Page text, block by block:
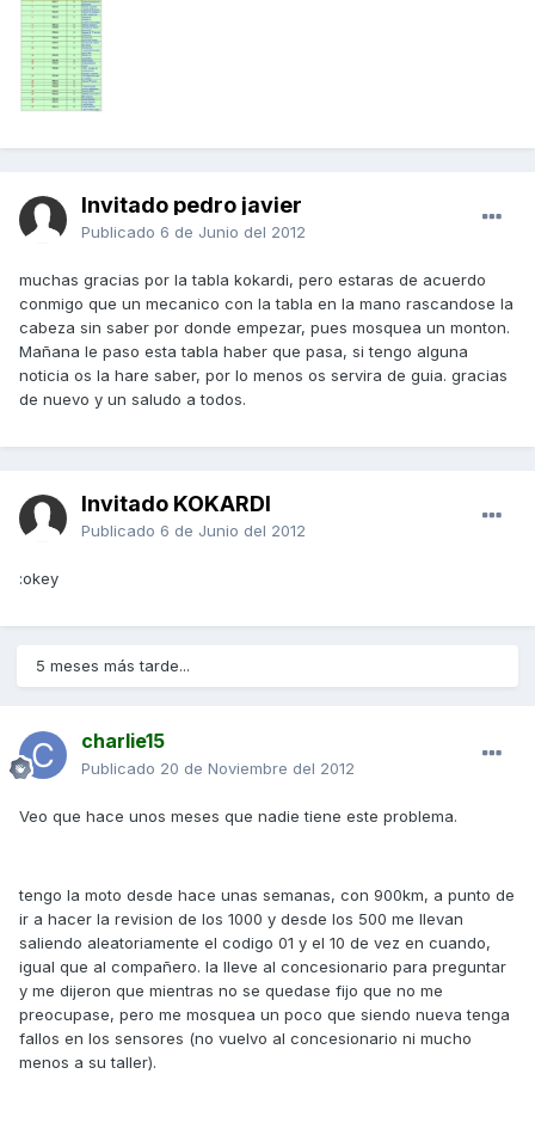
Invitado pedro javier
Publicado 6 de Junio del 2012
muchas gracias por la tabla kokardi, pero estaras de acuerdo
conmigo que un mecanico con la tabla en la mano rascandose la
cabeza sin saber por donde empezar, pues mosquea un monton.
Mañana le paso esta tabla haber que pasa, si tengo alguna
noticia os la hare saber, por lo menos os servira de guia. gracias
de nuevo y un saludo a todos.
Invitado KOKARDI
Publicado 6 de Junio del 2012
:okey
5 meses más tarde...
charlie15
Publicado 20 de Noviembre del 2012
Veo que hace unos meses que nadie tiene este problema.
tengo la moto desde hace unas semanas, con 900km, a punto de
ir a hacer la revision de los 1000 y desde los 500 me llevan
saliendo aleatoriamente el codigo 01 y el 10 de vez en cuando,
igual que al compañero. la lleve al concesionario para preguntar
y me dijeron que mientras no se quedase fijo que no me
preocupase, pero me mosquea un poco que siendo nueva tenga
fallos en los sensores (no vuelvo al concesionario ni mucho
menos a su taller).